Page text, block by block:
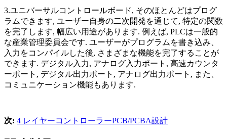
3.ユニバーサルコントロールボード, そのほとんどはプログ
ラムできます, ユーザー自身の二次開発を通じて, 特定の関数
を完了します, 幅広い用途があります. 例えば, PLCは一般的
な産業管理委員会です. ユーザーがプログラムを書き込み、
入力をコンパイルした後, さまざまな機能を完了することが
できます. デジタル入力, アナログ入力ポート, 高速カウンタ
ーポート, デジタル出力ポート, アナログ出力ポート, また、
コミュニケーション機能もあります.
次: 4 レイヤーコントローラーPCB/PCBA設計